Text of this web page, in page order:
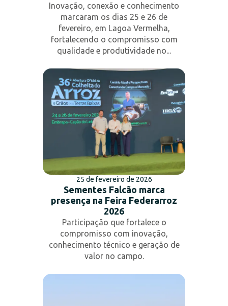
Inovação, conexão e conhecimento
marcaram os dias 25 e 26 de
fevereiro, em Lagoa Vermelha,
fortalecendo o compromisso com
qualidade e produtividade no...
25 de fevereiro de 2026
Sementes Falcão marca
presença na Feira Federarroz
2026
Participação que fortalece o
compromisso com inovação,
conhecimento técnico e geração de
valor no campo.